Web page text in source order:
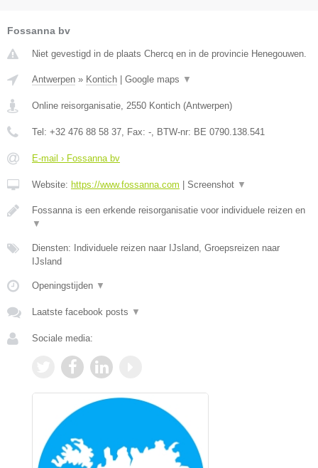
Fossanna bv
Niet gevestigd in de plaats Chercq en in de provincie Henegouwen.
Antwerpen » Kontich Google maps ▼
Online reisorganisatie, 2550 Kontich (Antwerpen)
Tel: +32 476 88 58 37, Fax: -, BTW-nr: BE 0790.138.541
E-mail › Fossanna bv
Website: https://www.fossanna.com Screenshot ▼
Fossanna is een erkende reisorganisatie voor individuele reizen en
▼
Diensten: Individuele reizen naar IJsland, Groepsreizen naar
IJsland
Openingstijden ▼
Laatste facebook posts ▼
Sociale media: